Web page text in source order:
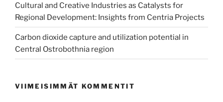
Cultural and Creative Industries as Catalysts for
Regional Development: Insights from Centria Projects
Carbon dioxide capture and utilization potential in
Central Ostrobothnia region
VIIMEISIMMÄT KOMMENTIT